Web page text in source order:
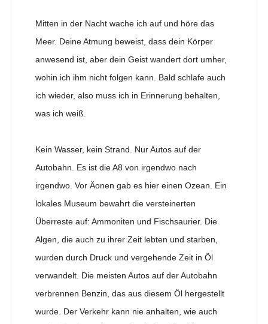
Mitten in der Nacht wache ich auf und höre das
Meer. Deine Atmung beweist, dass dein Körper
anwesend ist, aber dein Geist wandert dort umher,
wohin ich ihm nicht folgen kann. Bald schlafe auch
ich wieder, also muss ich in Erinnerung behalten,
was ich weiß.
Kein Wasser, kein Strand. Nur Autos auf der
Autobahn. Es ist die A8 von irgendwo nach
irgendwo. Vor Äonen gab es hier einen Ozean. Ein
lokales Museum bewahrt die versteinerten
Überreste auf: Ammoniten und Fischsaurier. Die
Algen, die auch zu ihrer Zeit lebten und starben,
wurden durch Druck und vergehende Zeit in Öl
verwandelt. Die meisten Autos auf der Autobahn
verbrennen Benzin, das aus diesem Öl hergestellt
wurde. Der Verkehr kann nie anhalten, wie auch